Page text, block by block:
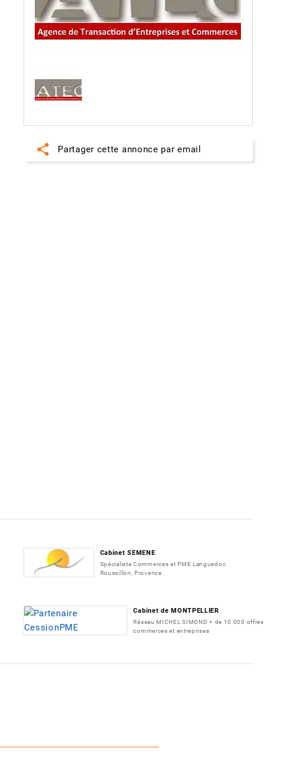
share Partager cette annonce par email
Cabinet SEMENE
Spécialiste Commerces et PME Languedoc
Roussillon, Provence
Cabinet de MONTPELLIER
Réseau MICHEL SIMOND + de 10 000 offres
commerces et entreprises